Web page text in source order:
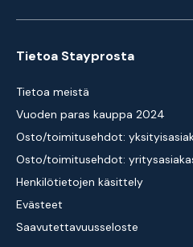
Tietoa Stayprosta
Tietoa meistä
Vuoden paras kauppa 2024
Osto/toimitusehdot:
Osto/toimitusehdot:
Henkilötietojen käsittely
Evästeet
Saavutettavuusseloste